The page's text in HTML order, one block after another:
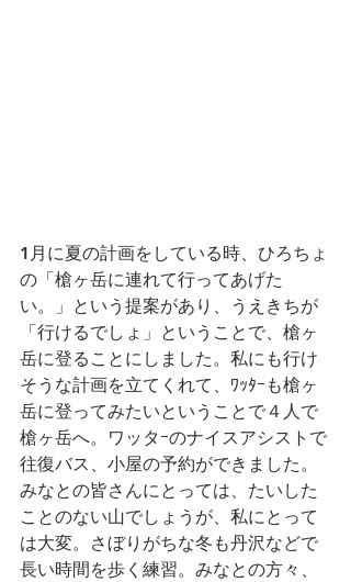
1月に夏の計画をしている時、ひろちょ
の「槍ヶ岳に連れて行ってあげた
い。」という提案があり、うえきちが
「行けるでしょ」ということで、槍ヶ
岳に登ることにしました。私にも行け
そうな計画を立てくれて、ﾜｯﾀｰも槍ヶ
岳に登ってみたいということで４人で
槍ヶ岳へ。ワッタｰのナイスアシストで
往復バス、小屋の予約ができました。
みなとの皆さんにとっては、たいした
ことのない山でしょうが、私にとって
は大変。さぼりがちな冬も丹沢などで
長い時間を歩く練習。みなとの方々、